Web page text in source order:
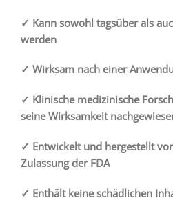
✓ Kann sowohl tagsüber als
werden
✓ Wirksam nach einer
✓ Klinische medizinische
seine Wirksamkeit
✓ Entwickelt und hergestellt
Zulassung der FDA
✓ Enthält keine schädlichen